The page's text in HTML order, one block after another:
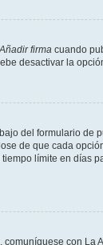
Añadir firma cuando
desactivar la
del formulario
de que cada
límite en días
con La